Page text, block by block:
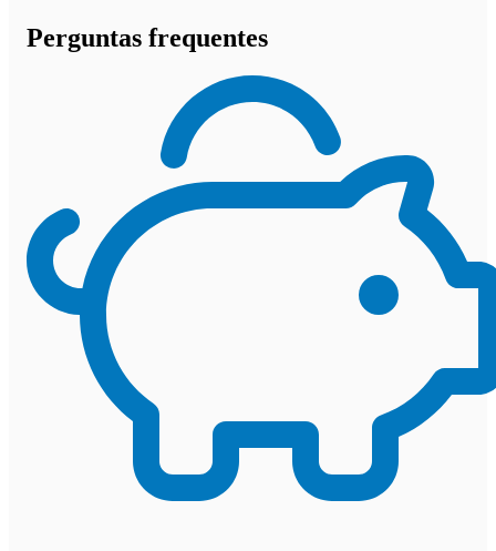
Perguntas frequentes